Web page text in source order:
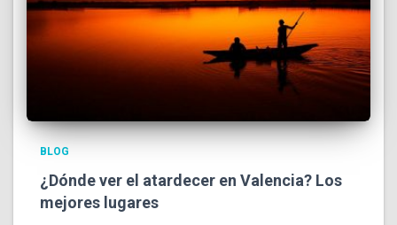
BLOG
¿Dónde ver el atardecer en Valencia? Los
mejores lugares